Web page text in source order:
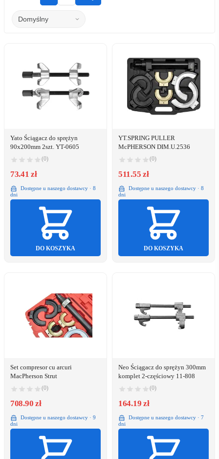
Yato Ściągacz do sprężyn
90x200mm 2szt. YT-0605
(0)
73.41 zł
Dostępne u naszego dostawcy · 8
dni
DO KOSZYKA
YT.SPRING PULLER
McPHERSON DIM.U.2536
(0)
511.55 zł
Dostępne u naszego dostawcy · 8
dni
DO KOSZYKA
Set compresor cu arcuri
MacPherson Strut
(0)
708.90 zł
Dostępne u naszego dostawcy · 9
dni
Neo Ściągacz do sprężyn 300mm
komplet 2-częściowy 11-808
(0)
164.19 zł
Dostępne u naszego dostawcy · 7
dni